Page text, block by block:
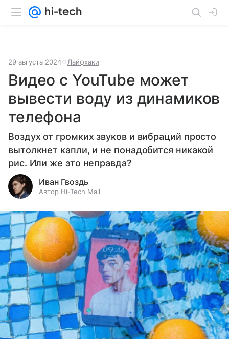
29 августа 2024 Лайфхаки
Видео с YouTube может
вывести воду из динамиков
телефона
Воздух от громких звуков и вибраций просто
вытолкнет капли, и не понадобится никакой
рис. Или же это неправда?
Иван Гвоздь
Автор Hi-Tech Mail